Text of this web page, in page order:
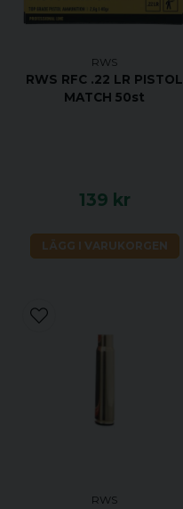
RWS
RWS RFC .22 LR PISTOL
MATCH 50st
139 kr
LÄGG I VARUKORGEN
RWS